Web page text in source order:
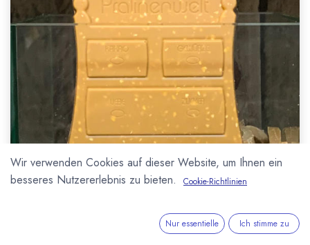
Wir verwenden Cookies auf dieser Website, um Ihnen ein
besseres Nutzererlebnis zu bieten.
Cookie-Richtlinien
Nur essentielle Ich stimme zu